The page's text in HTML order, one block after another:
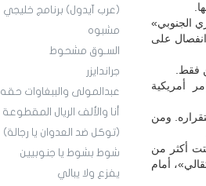
(عرب آيدول) برنامج خليجي
مشبوه
السـوق مشحوط
جراندايزر
عبدالمولى والببغاوات حقه
أنا والألف الريال المقطوعة
(توكل ضد العدوان يا رجالة)
شوط بشوط يا جنوبيين
يفزع ولا يبالي
الجنوبي»
على
فقط.
أمريكية
ومن
أكثر من
أمام